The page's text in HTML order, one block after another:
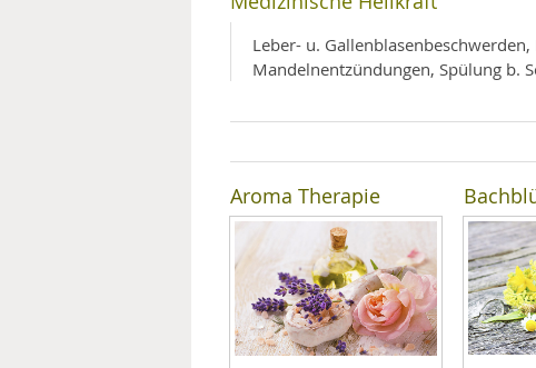
MUND UND ZÄHNE
SYMPTOME UND DIAGNOSE
VITAMINE UND MINERALSTOFFE
WISSENSCHAFT UND FORSCHUNG
Leber- u.
Mandelnentzündungen, Spülung b.
Aroma Therapie